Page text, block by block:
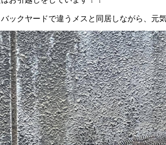
ックヤードで違うメスと同居しながら、元